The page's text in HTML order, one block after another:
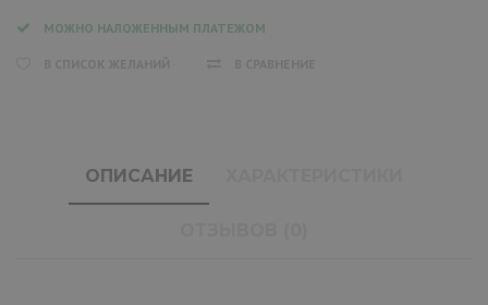
МОЖНО НАЛОЖЕННЫМ ПЛАТЕЖОМ
ОПИСАНИЕ